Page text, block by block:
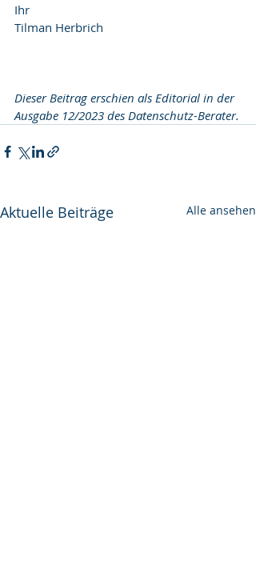
Ihr
Tilman Herbrich
Dieser Beitrag erschien als Editorial in der
Ausgabe 12/2023 des Datenschutz-Berater.
Aktuelle Beiträge Alle ansehen